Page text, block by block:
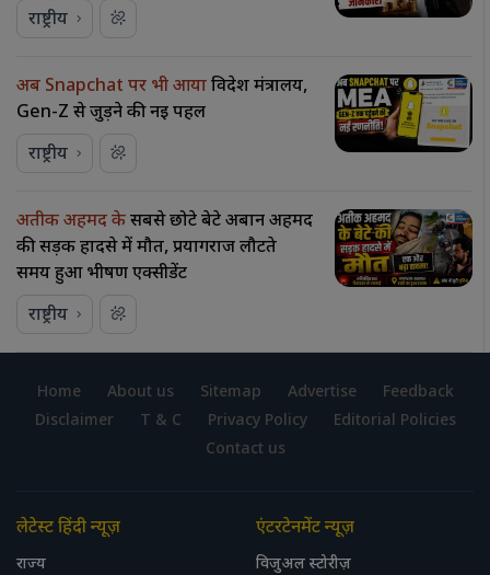
राष्ट्रीय
अब Snapchat पर भी आयाविदेश मंत्रालय,
Gen-Z से जुड़ने की नई पहल
राष्ट्रीय
अतीक अहमद केसबसे छोटे बेटे अबान अहमद
की सड़क हादसे में मौत, प्रयागराज लौटते
समय हुआ भीषण एक्सीडेंट
राष्ट्रीय
Home About us Sitemap Advertise
Feedback
Disclaimer
T & C Privacy Policy
Editorial Policies
Contact us
लेटेस्ट हिंदी न्यूज़
राज्य
एंटरटेनमेंट न्यूज़
विजुअल स्टोरीज़